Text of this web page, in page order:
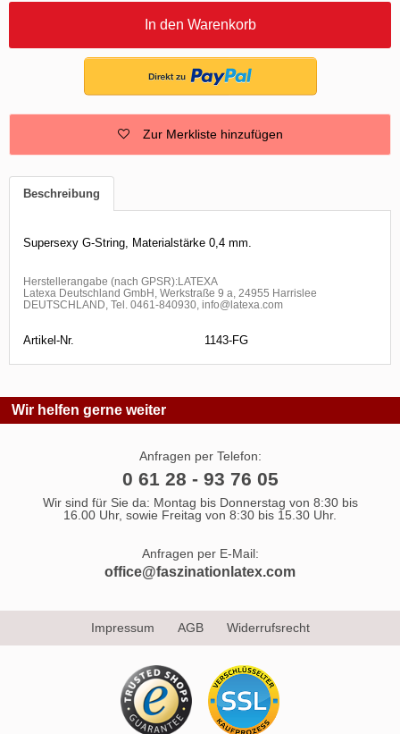
In den Warenkorb
Zur Merkliste hinzufügen
Beschreibung
Supersexy G-String, Materialstärke 0,4 mm.
Herstellerangabe (nach GPSR):LATEXA
Latexa Deutschland GmbH, Werkstraße 9 a, 24955 Harrislee
DEUTSCHLAND, Tel. 0461-840930, info@latexa.com
Artikel-Nr. 1143-FG
Wir helfen gerne weiter
Anfragen per Telefon:
0 61 28 - 93 76 05
Wir sind für Sie da: Montag bis Donnerstag von 8:30 bis
16.00 Uhr, sowie Freitag von 8:30 bis 15.30 Uhr.
Anfragen per E-Mail:
office@faszinationlatex.com
Impressum AGB Widerrufsrecht